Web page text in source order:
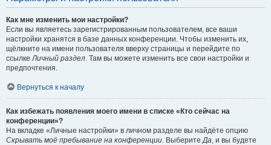
Как мне изменить мои настройки?
Если вы являетесь зарегистрированным пользователем, все ваши
настройки хранятся в базе данных конференции. Чтобы изменить их,
щёлкните на имени пользователя вверху страницы и перейдите по
ссылкеЛичный раздел. Там вы можете изменить все свои настройки и
предпочтения.
Вернуться к началу
Как избежать появления моего имени в списке «Кто сейчас на
конференции»?
На вкладке «Личные настройки» в личном разделе вы найдёте опцию
Скрывать моё пребывание на конференции. ВыберитеДа, и вы будете